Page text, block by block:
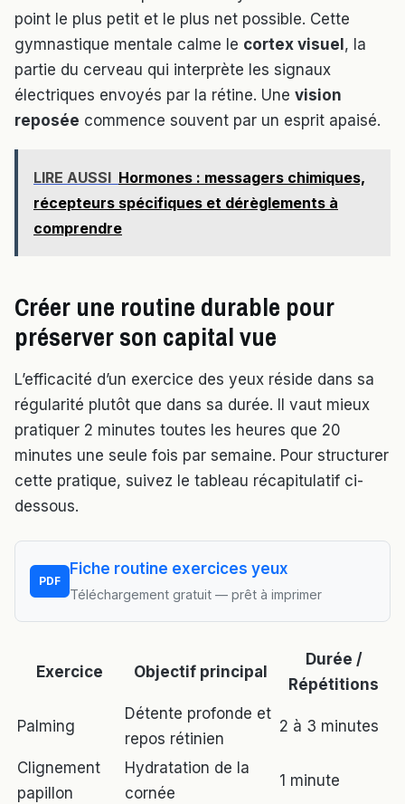
point le plus petit et le plus net possible. Cette
gymnastique mentale calme le cortex visuel , la
partie du cerveau qui interprète les signaux
électriques envoyés par la rétine. Une vision
reposée commence souvent par un esprit apaisé.
LIRE AUSSI Hormones : messagers chimiques,
récepteurs spécifiques et dérèglements à
comprendre
Créer une routine durable pour
préserver son capital vue
L’efficacité d’un exercice des yeux réside dans sa
régularité plutôt que dans sa durée. Il vaut mieux
pratiquer 2 minutes toutes les heures que 20
minutes une seule fois par semaine. Pour structurer
cette pratique, suivez le tableau récapitulatif ci-
dessous.
PDF
Fiche routine exercices yeux
Téléchargement gratuit — prêt à imprimer
Exercice Objectif principal
Durée /
Répétitions
Palming
Détente profonde et
repos rétinien
2 à 3 minutes
Clignement
papillon
Hydratation de la
cornée
1 minute